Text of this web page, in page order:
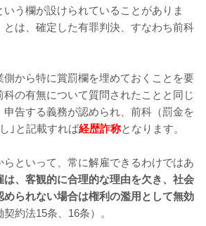
いう欄が設けられていることがありま
は、確定した有罪判決、すなわち前科
側から特に賞罰欄を埋めておくことを要
の有無について質問されたことと同じ
申告する義務が認められ、前科（罰金を
｣と記載すれば経歴詐称となります。
らといって、常に解雇できるわけではあ
は、客観的に合理的な理由を欠き、社会
られない場合は権利の濫用として無効
約法15条、16条）。